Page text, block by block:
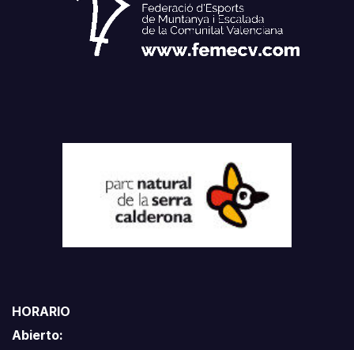
HORARIO
Abierto: